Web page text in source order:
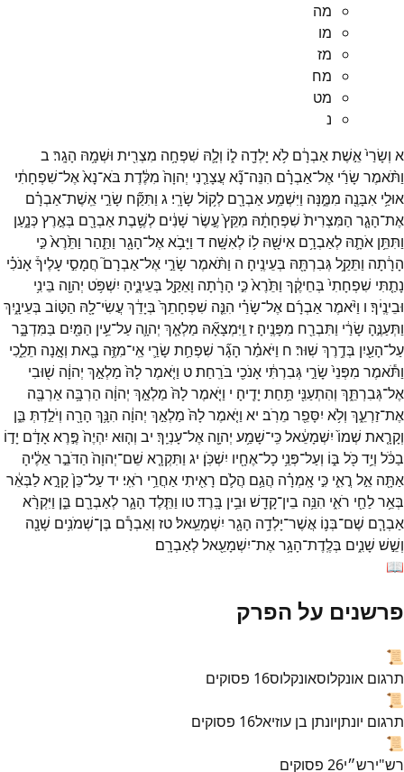
מה
מו
מז
מח
מט
נ
א וְשָׂרַי֙אֵ֣שֶׁתאַבְרָ֔ם לֹ֥א יָלְדָ֖ה ל֑וֹ וְלָ֛הּ שִׁפְחָ֥ה מִצְרִ֖ית וּשְׁמָ֥הּ הָגָֽר׃ ב
וַתֹּ֨אמֶר שָׂרַ֜י אֶל־אַבְרָ֗ם הִנֵּה־נָ֞אעֲצָרַ֤נִי יְהוָה֙ מִלֶּ֔דֶת בֹּא־נָא֙אֶל־שִׁפְחָתִ֔י
אוּלַ֥י אִבָּנֶ֖ה מִמֶּ֑נָּה וַיִּשְׁמַ֥עאַבְרָ֖ם לְק֥וֹל שָׂרָֽי׃ ג וַתִּקַּ֞ח שָׂרַ֣י אֵֽשֶׁת־אַבְרָ֗ם
אֶת־הָגָ֤ר הַמִּצְרִית֙ שִׁפְחָתָ֔הּ מִקֵּץ֙עֶ֣שֶׂר שָׁנִ֔ים לְשֶׁ֥בֶתאַבְרָ֖ם בְּאֶ֣רֶץכְּנָ֑עַן
וַתִּתֵּ֥ן אֹתָ֛הּ לְאַבְרָ֥ם אִישָׁ֖הּ ל֥וֹ לְאִשָּֽׁה׃ ד וַיָּבֹ֥אאֶל־הָגָ֖ר וַתַּ֑הַר וַתֵּ֙רֶא֙כִּ֣י
הָרָ֔תָה וַתֵּקַ֥לגְּבִרְתָּ֖הּ בְּעֵינֶֽיהָ׃ ה וַתֹּ֨אמֶר שָׂרַ֣י אֶל־אַבְרָם֮ חֲמָסִ֣י עָלֶיךָ֒אָנֹכִ֗י
נָתַ֤תִּי שִׁפְחָתִי֙ בְּחֵיקֶ֔ךָ וַתֵּ֙רֶא֙כִּ֣י הָרָ֔תָה וָאֵקַ֖ל בְּעֵינֶ֑יהָ יִשְׁפֹּ֥ט יְהוָ֖ה בֵּינִ֥י
וּבֵינֶֽיׄךָ׃ ו וַיֹּ֨אמֶראַבְרָ֜ם אֶל־שָׂרַ֗י הִנֵּ֤ה שִׁפְחָתֵךְ֙ בְּיָדֵ֔ךְעֲשִׂי־לָ֖הּ הַטּ֣וֹב בְּעֵינָ֑יִךְ
וַתְּעַנֶּ֣הָ שָׂרַ֔י וַתִּבְרַ֖ח מִפָּנֶֽיהָ׃ ז וַֽיִּמְצָאָ֞הּ מַלְאַ֧ךְ יְהוָ֛ה עַל־עֵ֥ין הַמַּ֖יִם בַּמִּדְבָּ֑ר
עַל־הָעַ֖יִן בְּדֶ֥רֶךְ שֽׁוּר׃ ח וַיֹּאמַ֗ר הָגָ֞ר שִׁפְחַ֥ת שָׂרַ֛י אֵֽי־מִזֶּ֥ה בָ֖את וְאָ֣נָה תֵלֵ֑כִי
וַתֹּ֕אמֶר מִפְּנֵי֙ שָׂרַ֣י גְּבִרְתִּ֔י אָנֹכִ֖י בֹּרַֽחַת׃ט וַיֹּ֤אמֶרלָהּ֙ מַלְאַ֣ךְ יְהוָ֔ה שׁ֖וּבִי
אֶל־גְּבִרְתֵּ֑ךְ וְהִתְעַנִּ֖י תַּ֥חַת יָדֶֽיהָ׃ י וַיֹּ֤אמֶרלָהּ֙ מַלְאַ֣ךְ יְהוָ֔ה הַרְבָּ֥ה אַרְבֶּ֖ה
אֶת־זַרְעֵ֑ךְ וְלֹ֥א יִסָּפֵ֖ר מֵרֹֽב׃ יא וַיֹּ֤אמֶרלָהּ֙ מַלְאַ֣ךְ יְהוָ֔ה הִנָּ֥ךְ הָרָ֖ה וְיֹלַ֣דְתְּ בֵּ֑ן
וְקָרָ֤את שְׁמוֹ֙ יִשְׁמָעֵ֔אלכִּֽי־שָׁמַ֥ע יְהוָ֖ה אֶל־עָנְיֵֽךְ׃ יב וְה֤וּא יִהְיֶה֙ פֶּ֣רֶאאָדָ֔ם יָד֣וֹ
בַכֹּ֔ל וְיַ֥דכֹּ֖ל בּ֑וֹ וְעַל־פְּנֵ֥י כָל־אֶחָ֖יו יִשְׁכֹּֽן׃ יג וַתִּקְרָ֤א שֵׁם־יְהוָה֙ הַדֹּבֵ֣ראֵלֶ֔יהָ
אַתָּ֖ה אֵ֣ל רֳאִ֑י כִּ֣י אָֽמְרָ֗ה הֲגַ֥ם הֲלֹ֛ם רָאִ֖יתִי אַחֲרֵ֥י רֹאִֽי׃ ידעַל־כֵּן֙קָרָ֣אלַבְּאֵ֔ר
בְּאֵ֥רלַחַ֖י רֹאִ֑י הִנֵּ֥ה בֵין־קָדֵ֖שׁ וּבֵ֥ין בָּֽרֶד׃טו וַתֵּ֧לֶד הָגָ֛רלְאַבְרָ֖ם בֵּ֑ן וַיִּקְרָ֨א
אַבְרָ֧ם שֶׁם־בְּנ֛וֹ אֲשֶׁר־יָלְדָ֥ה הָגָ֖ר יִשְׁמָעֵֽאל׃טז וְאַבְרָ֕ם בֶּן־שְׁמֹנִ֥ים שָׁנָ֖ה
וְשֵׁ֣שׁ שָׁנִ֑ים בְּלֶֽדֶת־הָגָ֥ראֶת־יִשְׁמָעֵ֖אללְאַבְרָֽם׃
📖
פרשנים על הפרק
📜
תרגום אונקלוסאונקלוס16 פסוקים
📜
תרגום יונתןיונתן בן עוזיאל16 פסוקים
📜
רש"ירש״י26 פסוקים